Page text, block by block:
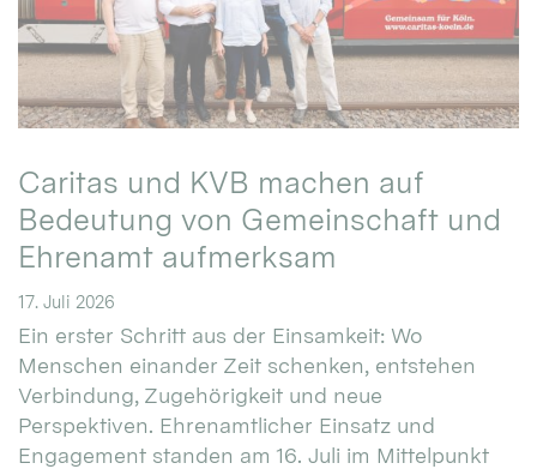
Caritas und KVB machen auf
Bedeutung von Gemeinschaft und
Ehrenamt aufmerksam
17. Juli 2026
Ein erster Schritt aus der Einsamkeit: Wo
Menschen einander Zeit schenken, entstehen
Verbindung, Zugehörigkeit und neue
Perspektiven. Ehrenamtlicher Einsatz und
Engagement standen am 16. Juli im Mittelpunkt